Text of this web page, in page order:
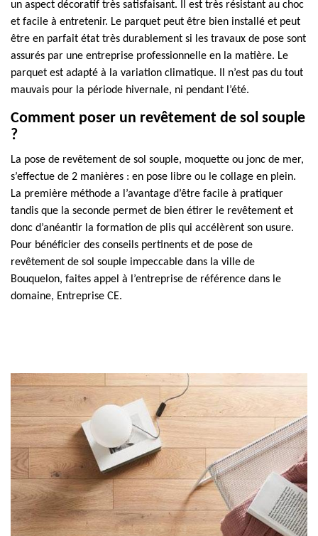
un aspect décoratif très satisfaisant. Il est très résistant au choc
et facile à entretenir. Le parquet peut être bien installé et peut
être en parfait état très durablement si les travaux de pose sont
assurés par une entreprise professionnelle en la matière. Le
parquet est adapté à la variation climatique. Il n’est pas du tout
mauvais pour la période hivernale, ni pendant l’été.
Comment poser un revêtement de sol souple
?
La pose de revêtement de sol souple, moquette ou jonc de mer,
s’effectue de 2 manières : en pose libre ou le collage en plein.
La première méthode a l’avantage d’être facile à pratiquer
tandis que la seconde permet de bien étirer le revêtement et
donc d’anéantir la formation de plis qui accélèrent son usure.
Pour bénéficier des conseils pertinents et de pose de
revêtement de sol souple impeccable dans la ville de
Bouquelon, faites appel à l’entreprise de référence dans le
domaine, Entreprise CE.